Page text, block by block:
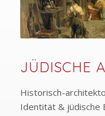
JÜDISCHE
Historisch-
Identität & jüdische